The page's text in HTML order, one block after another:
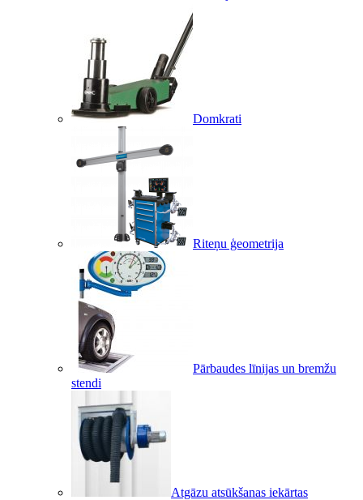
Domkrati
Riteņu ģeometrija
Pārbaudes līnijas un bremžu
stendi
Atgāzu atsūkšanas iekārtas